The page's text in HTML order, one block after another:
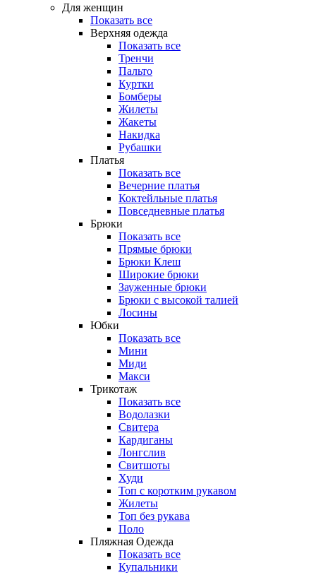
Для женщин
Показать все
Верхняя одежда
Показать все
Тренчи
Пальто
Куртки
Бомберы
Жилеты
Жакеты
Накидка
Рубашки
Платья
Показать все
Вечерние платья
Коктейльные платья
Повседневные платья
Брюки
Показать все
Прямые брюки
Брюки Клеш
Широкие брюки
Зауженные брюки
Брюки с высокой талией
Лосины
Юбки
Показать все
Мини
Миди
Макси
Трикотаж
Показать все
Водолазки
Свитера
Кардиганы
Лонгслив
Свитшоты
Худи
Топ с коротким рукавом
Жилеты
Топ без рукава
Поло
Пляжная Одежда
Показать все
Купальники